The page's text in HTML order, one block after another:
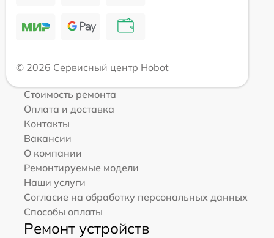
© 2026 Сервисный центр Hobot
Стоимость ремонта
Оплата и доставка
Контакты
Вакансии
О компании
Ремонтируемые модели
Наши услуги
Согласие на обработку персональных данных
Способы оплаты
Ремонт устройств